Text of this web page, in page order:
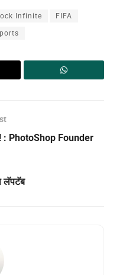
Infinite FIFA
: PhotoShop Founder
लॅपटॅब